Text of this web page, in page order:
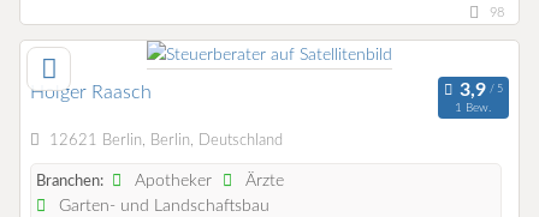
98
Holger Raasch
1 Bew.
12621 Berlin, Berlin, Deutschland
Branchen: Apotheker
Ärzte
Garten- und Landschaftsbau